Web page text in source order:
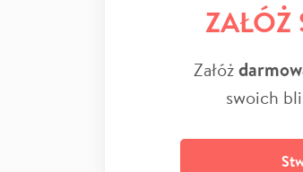
ZAŁÓŻ
Załóż
swoich